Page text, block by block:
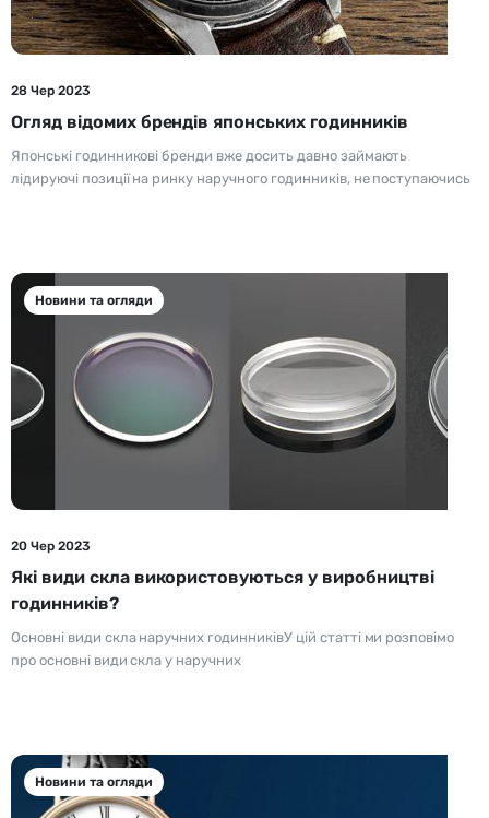
28 Чер 2023
Огляд відомих брендів японських годинників
Японські годинникові бренди вже досить давно займають
лідируючі позиції на ринку наручного годинників, не поступаючись
Новини та огляди
20 Чер 2023
Які види скла використовуються у виробництві
годинників?
Основні види скла наручних годинниківУ цій статті ми розповімо
про основні види скла у наручних
Новини та огляди